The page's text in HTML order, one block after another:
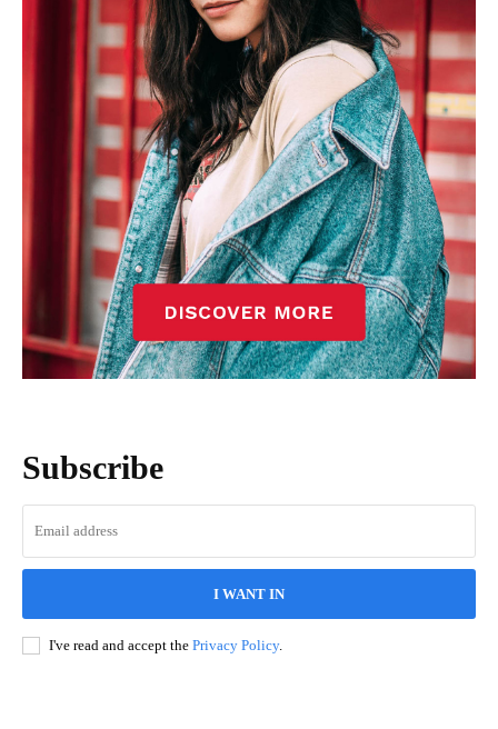
Subscribe
I WANT IN
I've read and accept the Privacy Policy.